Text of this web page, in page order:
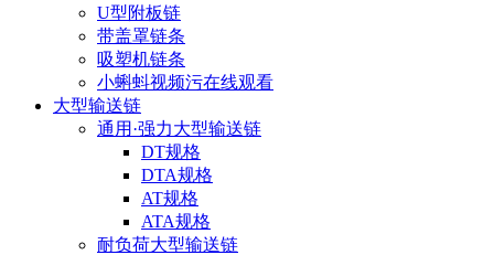
U型附板链
带盖罩链条
吸塑机链条
小蝌蚪视频污在线观看
大型输送链
通用·强力大型输送链
DT规格
DTA规格
AT规格
ATA规格
耐负荷大型输送链